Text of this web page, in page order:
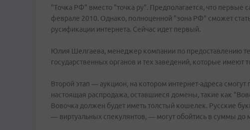
"Точка РФ" вместо "точка ру". Предполагается, что
феврале 2010. Однако, полноценной "зона РФ" сможет стать
русификации интернета. Сейчас идет первый.
Юлия Шелгаева, менеджер компании по предоставлению
государственных органов и тех заведений, которые имеют
Второй этап — аукцион, на котором интернет-адреса
настоящая распродажа, оставшиеся домены, такие как
Вовочка должен будет иметь толстый кошелек. Русские
— виртуальных спекулянтов, — могут обойтись в суммы до